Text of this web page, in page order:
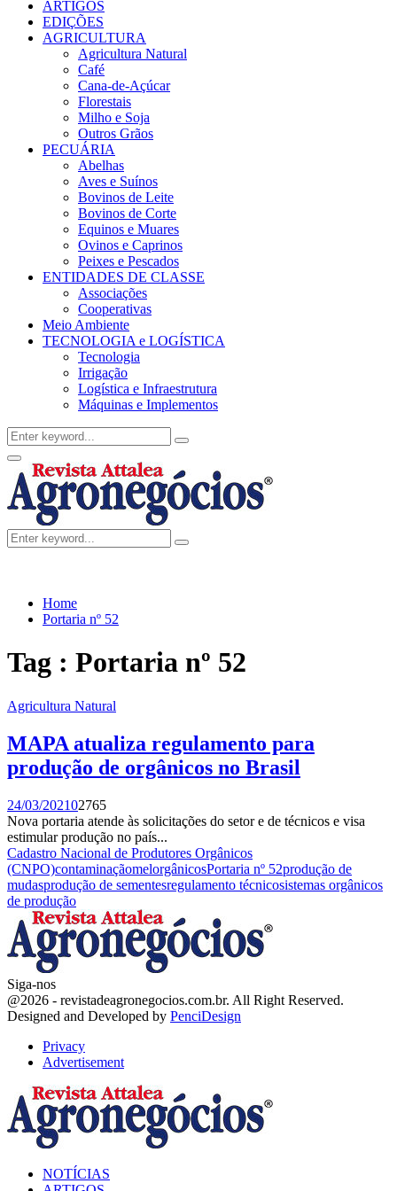
ARTIGOS
EDIÇÕES
AGRICULTURA
Agricultura Natural
Café
Cana-de-Açúcar
Florestais
Milho e Soja
Outros Grãos
PECUÁRIA
Abelhas
Aves e Suínos
Bovinos de Leite
Bovinos de Corte
Equinos e Muares
Ovinos e Caprinos
Peixes e Pescados
ENTIDADES DE CLASSE
Associações
Cooperativas
Meio Ambiente
TECNOLOGIA e LOGÍSTICA
Tecnologia
Irrigação
Logística e Infraestrutura
Máquinas e Implementos
Search
for:
Search
Facebook
Twitter
Instagram
Linkedin
Youtube
Email
Primary
Menu
Search
for:
Search
Home
Portaria nº 52
Tag : Portaria nº 52
Agricultura Natural
MAPA atualiza regulamento para
produção de orgânicos no Brasil
24/03/202102765
Nova portaria atende às solicitações do setor e de técnicos e visa
estimular produção no país...
Cadastro Nacional de Produtores Orgânicos
(CNPO)contaminaçãomelorgânicosPortaria nº 52produção de
mudasprodução de sementesregulamento técnicosistemas orgânicos
de produção
Siga-nos
Facebook
Twitter
Instagram
Linkedin
Youtube
Email
@2026 - revistadeagronegocios.com.br. All Right Reserved.
Designed and Developed by PenciDesign
Privacy
Advertisement
NOTÍCIAS